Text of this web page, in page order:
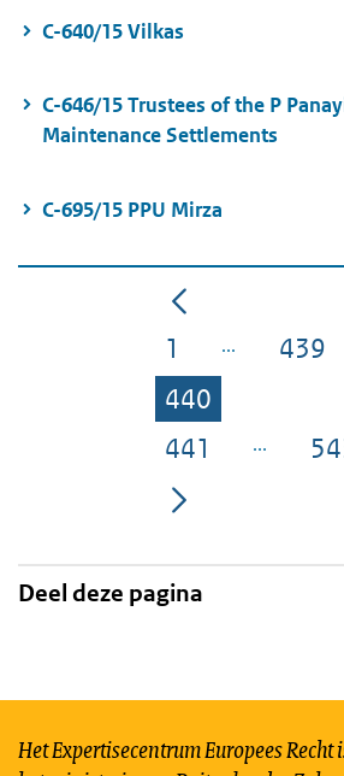
C-640/15 Vilkas
C-646/15 Trustees of the P
Maintenance Settlements
C-695/15 PPU Mirza
Pagina
1 439
Pagina
440
Pagina
441
Deel deze pagina
Het Expertisecentrum Europees